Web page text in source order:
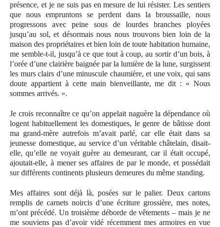
présence, et je ne suis pas en mesure de lui résister. Les sentiers
que nous empruntons se perdent dans la broussaille, nous
progressons avec peine sous de lourdes branches ployées
jusqu’au sol, et désormais nous nous trouvons bien loin de la
maison des propriétaires et bien loin de toute habitation humaine,
me semble-t-il, jusqu’à ce que tout à coup, au sortir d’un bois, à
l’orée d’une clairière baignée par la lumière de la lune, surgissent
les murs clairs d’une minuscule chaumière, et une voix, qui sans
doute appartient à cette main bienveillante, me dit : « Nous
sommes arrivés. ».
Je crois reconnaître ce qu’on appelait naguère la dépendance où
logent habituellement les domestiques, le genre de bâtisse dont
ma grand-mère autrefois m’avait parlé, car elle était dans sa
jeunesse domestique, au service d’un véritable châtelain, disait-
elle, qu’elle ne voyait guère au demeurant, car il était occupé,
ajoutait-elle, à mener ses affaires de par le monde, et possédait
sur différents continents plusieurs demeures du même standing.
Mes affaires sont déjà là, posées sur le palier. Deux cartons
remplis de carnets noircis d’une écriture grossière, mes notes,
m’ont précédé. Un troisième déborde de vêtements – mais je ne
me souviens pas d’avoir vidé récemment mes armoires en vue